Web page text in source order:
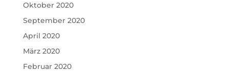
Oktober 2020
September 2020
April 2020
März 2020
Februar 2020